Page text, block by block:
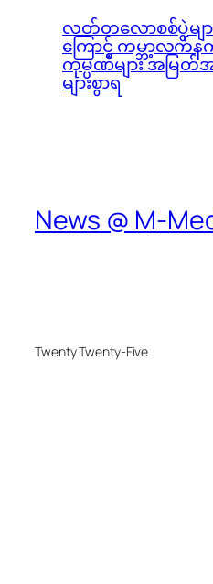
လတ်တလောစစ်ပွဲမျာ
ကြောင့် ကမ္ဘာ့လက်
ကုမ္ပဏီများ အမြတ်
များစွာရ
News @ M-
Twenty Twenty-Five